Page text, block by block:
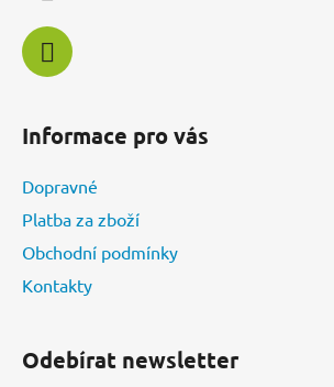
Informace pro vás
Dopravné
Platba za zboží
Obchodní podmínky
Kontakty
Odebírat newsletter